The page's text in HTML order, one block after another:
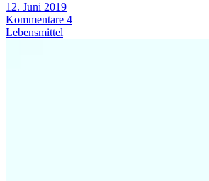
12. Juni 2019
Kommentare 4
Lebensmittel